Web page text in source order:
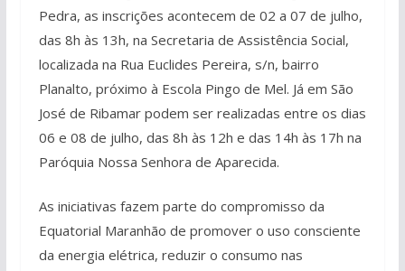
Pedra, as inscrições acontecem de 02 a 07 de julho,
das 8h às 13h, na Secretaria de Assistência Social,
localizada na Rua Euclides Pereira, s/n, bairro
Planalto, próximo à Escola Pingo de Mel. Já em São
José de Ribamar podem ser realizadas entre os dias
06 e 08 de julho, das 8h às 12h e das 14h às 17h na
Paróquia Nossa Senhora de Aparecida.
As iniciativas fazem parte do compromisso da
Equatorial Maranhão de promover o uso consciente
da energia elétrica, reduzir o consumo nas